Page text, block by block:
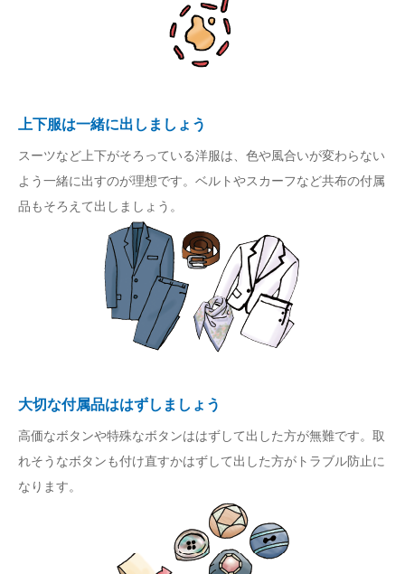
上下服は一緒に出しましょう
スーツなど上下がそろっている洋服は、色や風合いが変わらない
よう一緒に出すのが理想です。ベルトやスカーフなど共布の付属
品もそろえて出しましょう。
大切な付属品ははずしましょう
高価なボタンや特殊なボタンははずして出した方が無難です。取
れそうなボタンも付け直すかはずして出した方がトラブル防止に
なります。